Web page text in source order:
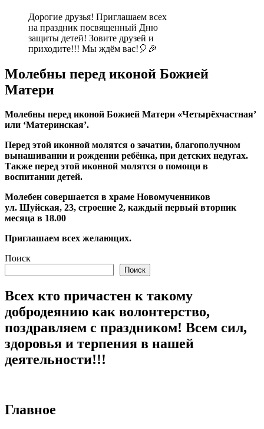
Дорогие друзья! Приглашаем всех
на праздник посвященный Дню
защиты детей! Зовите друзей и
приходите!!! Мы ждём вас!🎈🎉
Молебны перед иконой Божией
Матери
Молебны перед иконой Божией Матери «Четырёхчастная’
или ‘Материнская’.
Перед этой иконной молятся о зачатии, благополучном
вынашивании и рождении ребёнка, при детских недугах.
Также перед этой иконной молятся о помощи в
воспитании детей.
Молебен совершается в храме Новомученников
ул. Шуйская, 23, строение 2, каждый первый вторник
месяца в 18.00
Приглашаем всех желающих.
Поиск
Поиск
Всех кто причастен к такому
добродеянию как волонтерство,
поздравляем с праздником! Всем сил,
здоровья и терпения в нашей
деятельности!!!
Главное